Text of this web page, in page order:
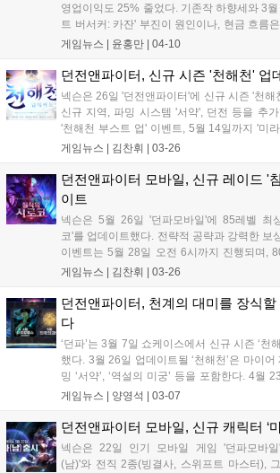
영업이익도 25% 줄었다. 기존작 하향세와 3
트 버서커: 카잔' 부진이 원인이나, 현금 흐름
을 늘렸다....
게임뉴스 | 윤홍만 04-10
던전앤파이터, 신규 시즌 '천해천' 업
넥슨은 26일 '던전앤파이터'에 신규 시즌 '천해
신규 지역, 파밍 시스템 '서약', 던전 등을 추
'천해천 부스트 업' 이벤트, 5월 14일까지 '미
트' 및 출석 이벤트를 진행한다....
게임뉴스 | 김찬휘 03-26
던전앤파이터 모바일, 신규 레이드 '
이트
넥슨은 5월 26일 '던파모바일'에 85레벨 최
코'를 업데이트했다. 전략적 공략과 강력한 보
이벤트는 5월 28일 오전 6시까지 진행되며,
무기 등 다양한 혜택을 제공한다....
게임뉴스 | 김찬휘 03-26
던전앤파이터, 천계의 대미를 장식
다
‘던파’는 3월 7일 쇼케이스에서 신규 시즌 ‘천
했다. 3월 26일 업데이트될 ‘천해천’은 마이
밍 ‘서약’, ‘역설의 미궁’ 등을 포함한다. 4월
월 신규 캐릭터 ‘제국기사’와 ‘인파이터’, 8월 ‘
게임뉴스 | 양영석 03-07
던전앤파이터 모바일, 신규 캐릭터 ‘
넥슨은 22일 인기 모바일 게임 '던파모바
(남)'와 전직 2종(빙결사, 스위프트 마스터),